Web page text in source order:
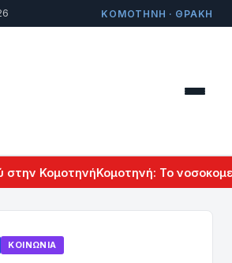
ΚΟΜΟΤΗΝΗ · ΘΡΑΚΗ
ΚομοτηνήΚομοτηνή: Το νοσοκομείο
ΚΟΙΝΩΝΊΑ